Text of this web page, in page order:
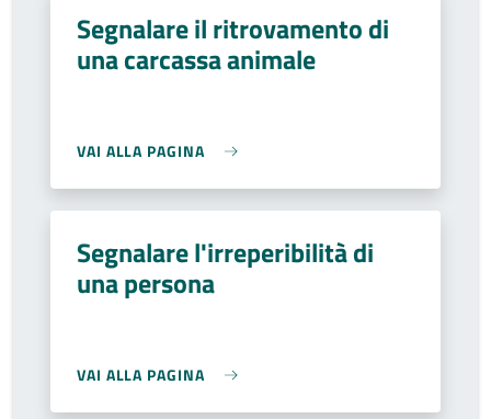
Segnalare il ritrovamento di
una carcassa animale
VAI ALLA PAGINA
Segnalare l'irreperibilità di
una persona
VAI ALLA PAGINA